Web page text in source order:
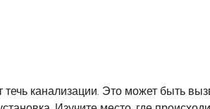
канализации. Это может быть